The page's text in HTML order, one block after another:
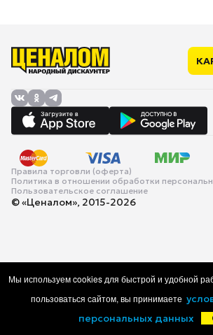
Правила торговли (оферта)
Политика в отношении обработки
Пользовательское соглашение
© «Ценалом», 2015-2026
Каталог Корзина
Мы используем cookies для быстрой и удобной
пользоваться сайтом, вы принимаете
персональных данных